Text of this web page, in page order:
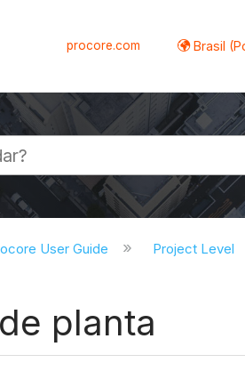
procore.com Brasil
User Guide Project Level
planta